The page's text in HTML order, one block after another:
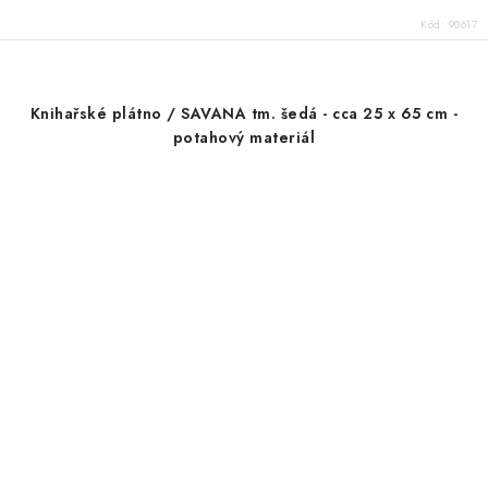
Kód: 90617
Knihařské plátno / SAVANA tm. šedá - cca 25 x 65 cm -
potahový materiál